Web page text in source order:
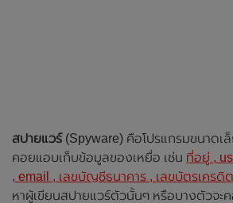
สปายแวร์(Spyware) คือโปรแกรมขนาดเ
คอยแอบเก็บข้อมูลของเหยื่อ เช่น ที่อยู่ ,
, email , เลขบัญชีธนาคาร , เลขบัตรเครดิต
หาผู้เขียนสปายแวร์ตัวนั้นๆ หรือบางตัวจะ